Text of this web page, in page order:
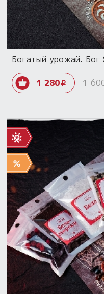
Богатый урожай.
1 280i 1